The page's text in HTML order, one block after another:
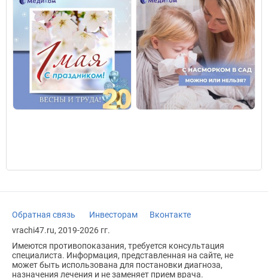
Обратная связь Инвесторам
Вконтакте
vrachi47.ru, 2019-2026 гг.
Имеются противопоказания, требуется консультация
специалиста. Информация, представленная на сайте, не
может быть использована для постановки диагноза,
назначения лечения и не заменяет прием врача.